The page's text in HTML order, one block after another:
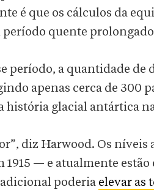
é que os cálculos da
quente
período, a quantidade
apenas cerca de 300
história glacial antártica
diz Harwood. Os
1915 — e atualmente
poderia elevar as